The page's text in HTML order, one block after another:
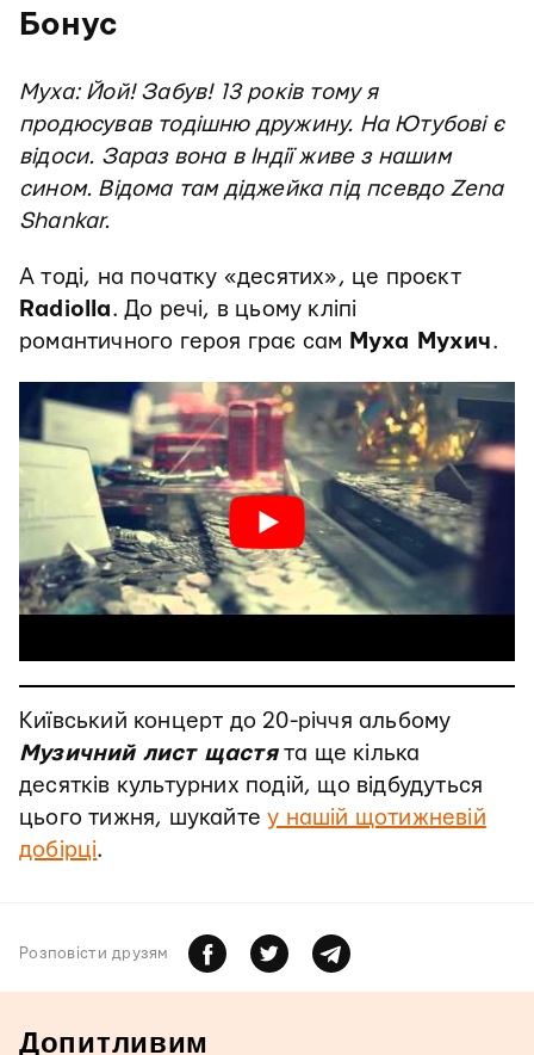
Бонус
Муха: Йой! Забув! 13 років тому я
продюсував тодішню дружину. На Ютубові є
відоси. Зараз вона в Індії живе з нашим
сином. Відома там діджейка під псевдо Zena
Shankar.
А тоді, на початку «десятих», це проєкт
Radiolla. До речі, в цьому кліпі
романтичного героя грає сам Муха Мухич.
Київський концерт до 20-річчя альбому
Музичний лист щастята ще кілька
десятків культурних подій, що відбудуться
цього тижня, шукайтеу нашій щотижневій
добірці.
Розповiсти друзям
Допитливим